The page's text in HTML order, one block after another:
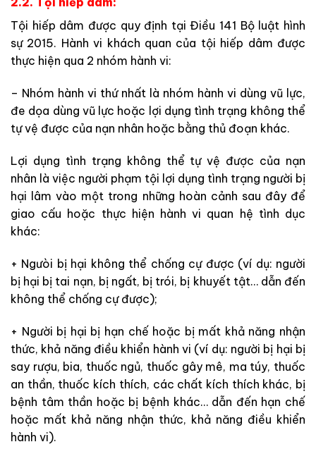
Tội hiếp dâm được quy định tại Điều 141 Bộ luật hình
sự 2015. Hành vi khách quan của tội hiếp dâm được
thực hiện qua 2 nhóm hành vi:
– Nhóm hành vi thứ nhất là nhóm hành vi dùng vũ lực,
đe dọa dùng vũ lực hoặc lợi dụng tình trạng không thể
tự vệ được của nạn nhân hoặc bằng thủ đoạn khác.
Lợi dụng tình trạng không thể tự vệ được của nạn
nhân là việc người phạm tội lợi dụng tình trạng người bị
hại lâm vào một trong những hoàn cảnh sau đây để
giao cấu hoặc thực hiện hành vi quan hệ tình dục
khác:
+ Ngưòi bị hại không thể chống cự được (ví dụ: người
bị hại bị tai nạn, bị ngất, bị trói, bị khuyết tật… dẫn đến
không thể chống cự được);
+ Người bị hại bị hạn chế hoặc bị mất khả năng nhận
thức, khả năng điều khiển hành vi (ví dụ: người bị hại bị
say rượu, bia, thuốc ngủ, thuốc gây mê, ma túy, thuốc
an thần, thuốc kích thích, các chất kích thích khác, bị
bệnh tâm thần hoặc bị bệnh khác… dẫn đến hạn chế
hoặc mất khả năng nhận thức, khả năng điều khiển
hành vi).